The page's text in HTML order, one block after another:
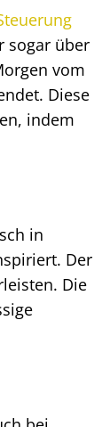
sogar über
vom
Diese
indem
in
Der
Die